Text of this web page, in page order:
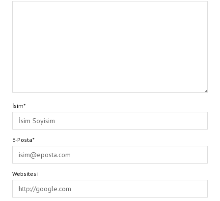
İsim*
E-Posta*
Websitesi